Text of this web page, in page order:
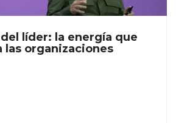
líder: la energía que
las organizaciones